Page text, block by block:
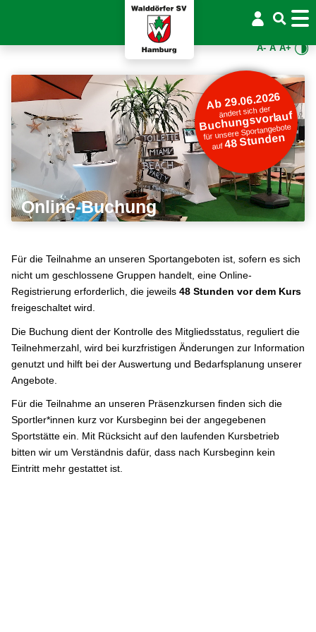
A- A A+
Ab 29.06.2026
ändert sich der
Buchungsvorlauf
für unsere Sportangebote
auf48 Stunden
Online-Buchung
Für die Teilnahme an unseren Sportangeboten ist, sofern es sich
nicht um geschlossene Gruppen handelt, eine Online-
Registrierung erforderlich, die jeweils 48 Stunden vor dem Kurs
freigeschaltet wird.
Die Buchung dient der Kontrolle des Mitgliedsstatus, reguliert die
Teilnehmerzahl, wird bei kurzfristigen Änderungen zur Information
genutzt und hilft bei der Auswertung und Bedarfsplanung unserer
Angebote.
Für die Teilnahme an unseren Präsenzkursen finden sich die
Sportler*innen kurz vor Kursbeginn bei der angegebenen
Sportstätte ein. Mit Rücksicht auf den laufenden Kursbetrieb
bitten wir um Verständnis dafür, dass nach Kursbeginn kein
Eintritt mehr gestattet ist.